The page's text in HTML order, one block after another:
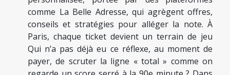
comme La Belle Adresse, qui agrègent offres,
conseils et stratégies pour alléger la note. À
Paris, chaque ticket devient un terrain de jeu
Qui n’a pas déjà eu ce réflexe, au moment de
payer, de scruter la ligne « total » comme on